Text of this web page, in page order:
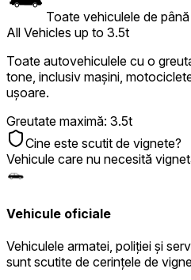
Toate vehiculele de
All Vehicles up to 3.5t
Toate autovehiculele cu o
tone, inclusiv mașini,
ușoare.
Greutate maximă: 3.5t
Cine este scutit de vignete?
Vehicule care nu necesită
Vehicule oficiale
Vehiculele armatei, poliției și
sunt scutite de cerințele de